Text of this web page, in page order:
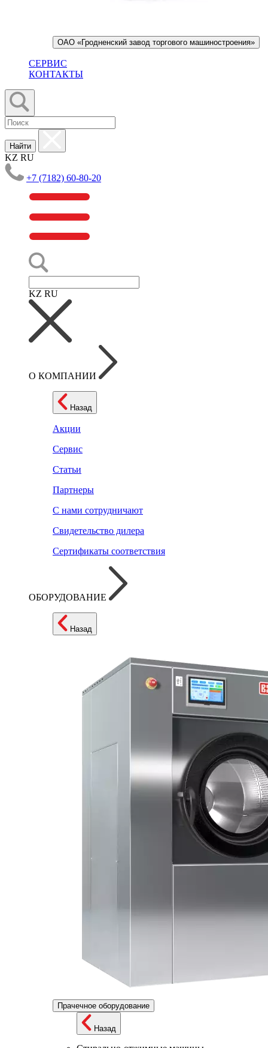
ОАО «Гродненский завод торгового машиностроения»
СЕРВИС
КОНТАКТЫ
Найти
KZ RU
+7 (7182) 60-80-20
KZ RU
О КОМПАНИИ
Назад
Акции
Сервис
Статьи
Партнеры
С нами сотрудничают
Свидетельство дилера
Сертификаты соответствия
ОБОРУДОВАНИЕ
Назад
Прачечное оборудование
Назад